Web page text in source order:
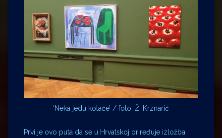
‘Neka jedu kolače’ / foto: Ž. Krznarić
Prvi je ovo puta da se u Hrvatskoj priređuje izložba